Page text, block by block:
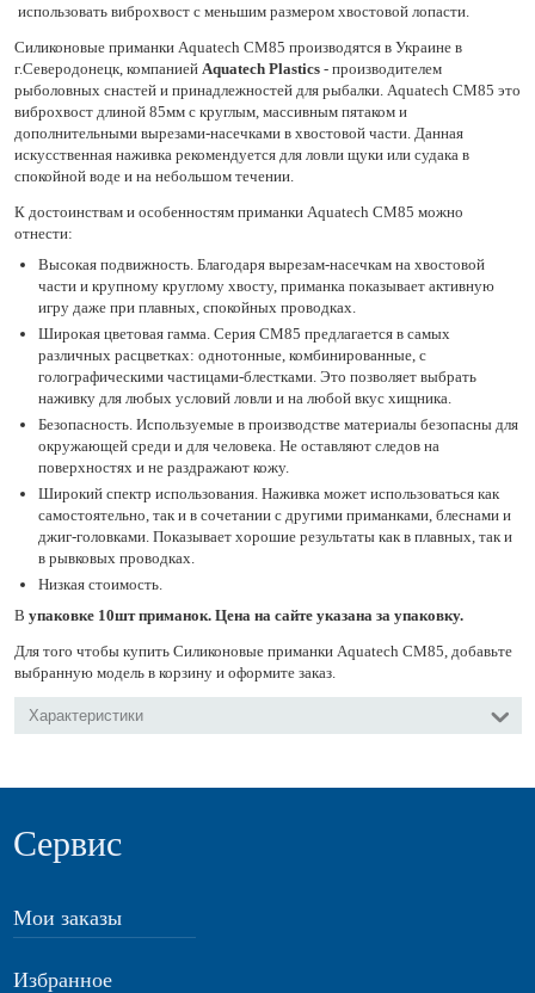
использовать виброхвост с меньшим размером хвостовой лопасти.
Силиконовые приманки Aquatech СМ85 производятся в Украине в
г.Северодонецк, компанией Aquatech Plastics- производителем
рыболовных снастей и принадлежностей для рыбалки. Aquatech СМ85 это
виброхвост длиной 85мм с круглым, массивным пятаком и
дополнительными вырезами-насечками в хвостовой части. Данная
искусственная наживка рекомендуется для ловли щуки или судака в
спокойной воде и на небольшом течении.
К достоинствам и особенностям приманки Aquatech СМ85 можно
отнести:
Высокая подвижность. Благодаря вырезам-насечкам на хвостовой
части и крупному круглому хвосту, приманка показывает активную
игру даже при плавных, спокойных проводках.
Широкая цветовая гамма. Серия СМ85 предлагается в самых
различных расцветках: однотонные, комбинированные, с
голографическими частицами-блестками. Это позволяет выбрать
наживку для любых условий ловли и на любой вкус хищника.
Безопасность. Используемые в производстве материалы безопасны для
окружающей среди и для человека. Не оставляют следов на
поверхностях и не раздражают кожу.
Широкий спектр использования. Наживка может использоваться как
самостоятельно, так и в сочетании с другими приманками, блеснами и
джиг-головками. Показывает хорошие результаты как в плавных, так и
в рывковых проводках.
Низкая стоимость.
В упаковке 10шт приманок. Цена на сайте указана за упаковку.
Для того чтобы купить Силиконовые приманки Aquatech СМ85, добавьте
выбранную модель в корзину и оформите заказ.
Характеристики
Сервис
Мои заказы
Избранное